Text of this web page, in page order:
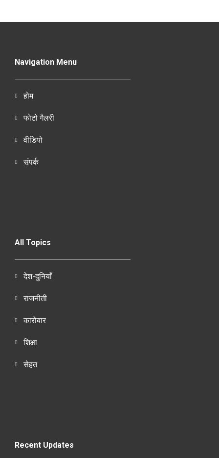
Navigation Menu
होम
फोटो गैलरी
वीडियो
संपर्क
All Topics
देश-दुनियाँ
राजनीती
कारोबार
शिक्षा
सेहत
Recent Updates